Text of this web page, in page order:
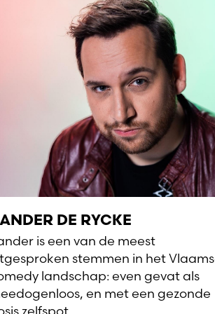
DE RYCKE
is een van de meest
stemmen in het
landschap: even gevat als
en met een gezonde
zelfspot.